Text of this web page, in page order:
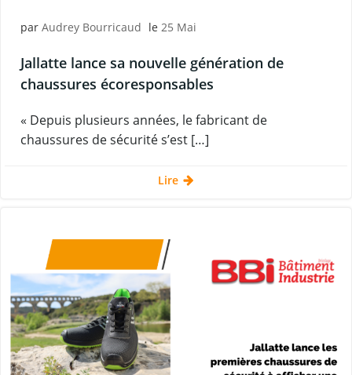
par Audrey Bourricaud le 25 Mai
Jallatte lance sa nouvelle génération de
chaussures écoresponsables
« Depuis plusieurs années, le fabricant de
chaussures de sécurité s’est […]
Lire